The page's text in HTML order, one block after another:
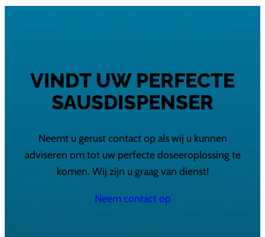
VINDT UW PERFECTE
SAUSDISPENSER
Neemt u gerust contact op als wij u kunnen
adviseren om tot uw perfecte doseeroplossing te
komen. Wij zijn u graag van dienst!
Neem contact op